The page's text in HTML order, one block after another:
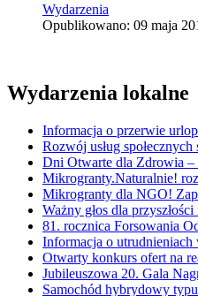
Wydarzenia
Opublikowano: 09 maja
Wydarzenia lokalne
Informacja o przerwie
Rozwój usług
Dni Otwarte dla Zdrowia –
Mikrogranty.Naturalnie!
Mikrogranty dla NGO!
Ważny głos dla
81. rocznica Forsowania
Informacja o
Otwarty konkurs ofert na
Jubileuszowa 20. Gala
Samochód hybrydowy